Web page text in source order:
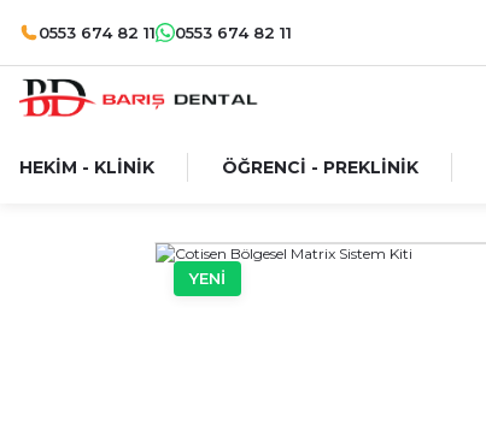
0553 674 82 11 0553 674 82 11
HEKİM - KLİNİK ÖĞRENCİ - PREKLİNİK
YENİ